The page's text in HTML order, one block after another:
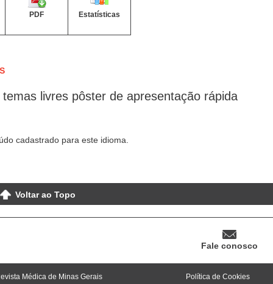
PDF Estatísticas
temas livres pôster de apresentação rápida
cadastrado para este idioma.
Voltar ao Topo
Fale conosco
Médica de Minas Gerais Política de Cookies